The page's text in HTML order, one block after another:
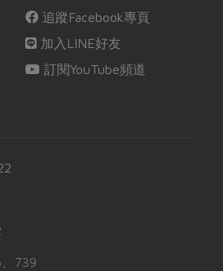
追蹤Facebook專頁
加入LINE好友
訂閱YouTube頻道
739